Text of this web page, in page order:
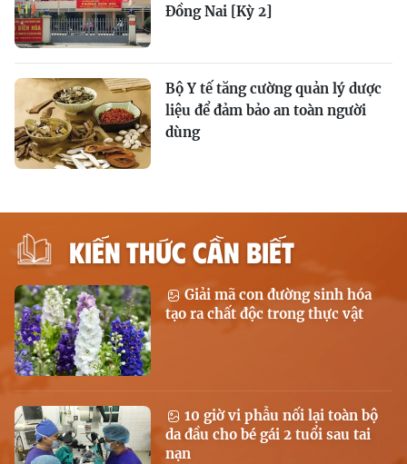
Đồng Nai [Kỳ 2]
Bộ Y tế tăng cường quản lý dược
liệu để đảm bảo an toàn người
dùng
KIẾN THỨC CẦN BIẾT
Giải mã con đường sinh hóa
tạo ra chất độc trong thực vật
10 giờ vi phẫu nối lại toàn bộ
da đầu cho bé gái 2 tuổi sau tai
nạn